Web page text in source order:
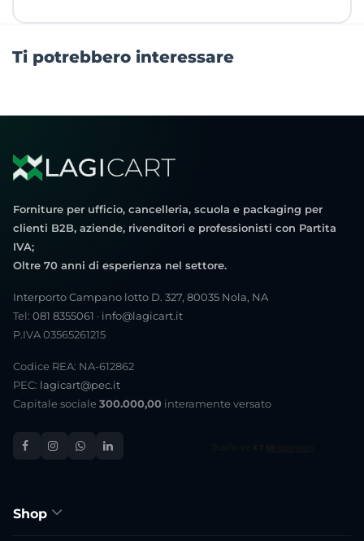
Ti potrebbero interessare
Forniture per ufficio, cancelleria, scuola e packaging per
clienti B2B, aziende, rivenditori e professionisti con Partita
IVA;
Oltre 70 anni di esperienza nel settore.
Interporto Campano lotto D. 327, 80035 Nola, NA
Tel: 081 8355061 · info@lagicart.it
P.IVA 03565261215
Codice REA: NA-612862
PEC: lagicart@pec.it
Capitale sociale 300.000,00 interamente versato
Shop